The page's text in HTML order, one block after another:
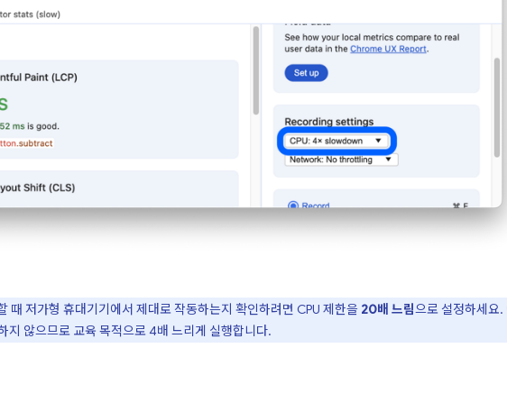
때 저가형 휴대기기에서 제대로 작동하는지 확인하려면 CPU 제한을 20배 느림으로 설정하세요
지 않으므로 교육 목적으로 4배 느리게 실행합니다.